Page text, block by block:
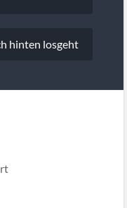
hinten losgeht